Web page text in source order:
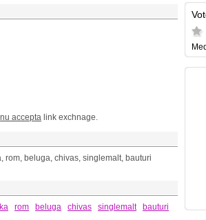
nu accepta link exchnage.
rom, beluga, chivas, singlemalt, bauturi
rom beluga chivas singlemalt
bauturi